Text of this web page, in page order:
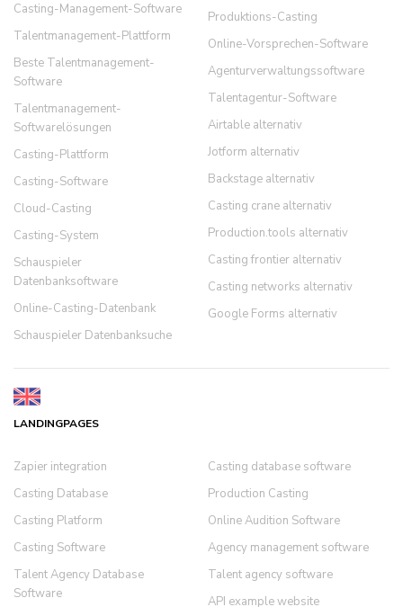
Casting-Management-Software
Talentmanagement-Plattform
Beste Talentmanagement-
Software
Talentmanagement-
Softwarelösungen
Casting-Plattform
Casting-Software
Cloud-Casting
Casting-System
Schauspieler
Datenbanksoftware
Online-Casting-Datenbank
Schauspieler Datenbanksuche
Produktions-Casting
Online-Vorsprechen-Software
Agenturverwaltungssoftware
Talentagentur-Software
Airtable alternativ
Jotform alternativ
Backstage alternativ
Casting crane alternativ
Production.tools alternativ
Casting frontier alternativ
Casting networks alternativ
Google Forms alternativ
LANDINGPAGES
Zapier integration
Casting Database
Casting Platform
Casting Software
Talent Agency Database
Software
Casting database software
Production Casting
Online Audition Software
Agency management software
Talent agency software
API example website